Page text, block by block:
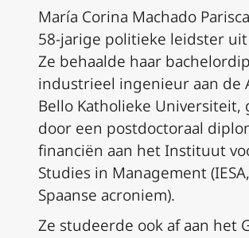
María Corina Machado
58-jarige politieke leidster uit
Ze behaalde haar
industrieel ingenieur aan de
Bello Katholieke Universiteit,
door een postdoctoraal
financiën aan het Instituut
Studies in Management
Spaanse acroniem).
Ze studeerde ook af aan het